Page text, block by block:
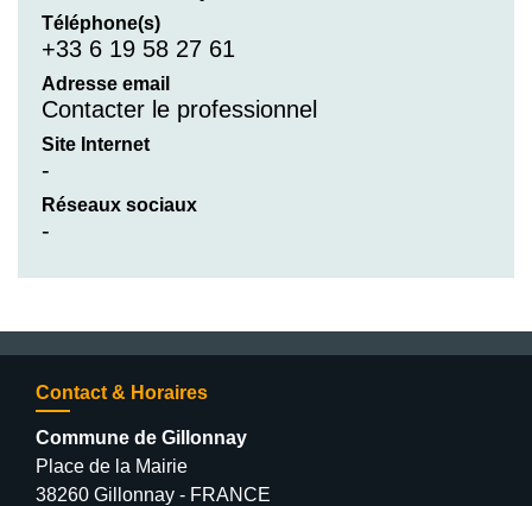
Téléphone(s)
+33 6 19 58 27 61
Adresse email
Contacter le professionnel
Site Internet
-
Réseaux sociaux
-
Contact & Horaires
Commune de Gillonnay
Place de la Mairie
38260 Gillonnay - FRANCE